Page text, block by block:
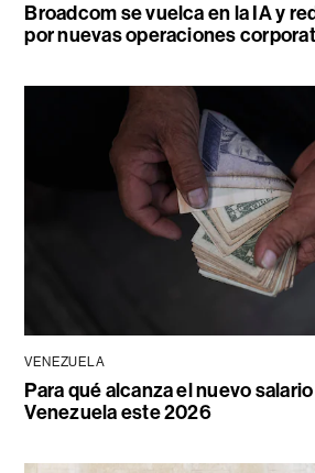
Broadcom se vuelca en la IA y
por nuevas operaciones
VENEZUELA
Para qué alcanza el nuevo
Venezuela este 2026